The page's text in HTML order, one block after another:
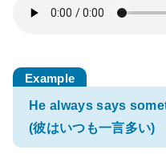
He always says
(彼はいつも一言多い)